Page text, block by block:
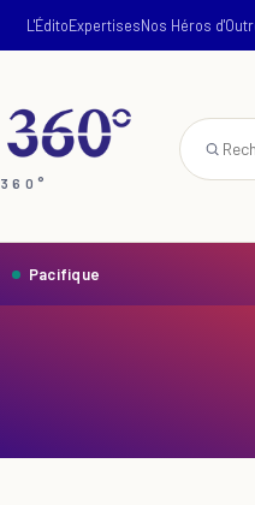
L'ÉditoExpertisesNos Héros
Pacifique